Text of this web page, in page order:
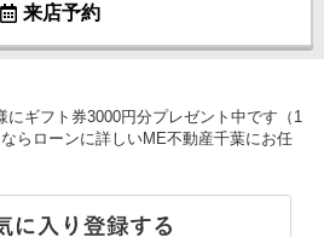
来店予約
にギフト券3000円分プレゼント中です（1
らローンに詳しいME不動産千葉にお任